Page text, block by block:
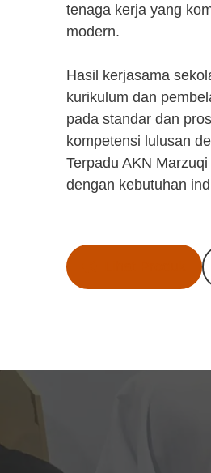
tenaga kerja yang
modern.
Hasil kerjasama
kurikulum dan
pada standar dan
kompetensi lulusan
Terpadu AKN
dengan kebutuhan